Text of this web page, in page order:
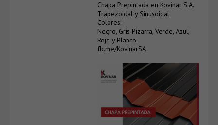
Chapa Prepintada en Kovinar S.A.
Trapezoidal y Sinusoidal.
Colores:
Negro, Gris Pizarra, Verde, Azul,
Rojo y Blanco.
fb.me/KovinarSA